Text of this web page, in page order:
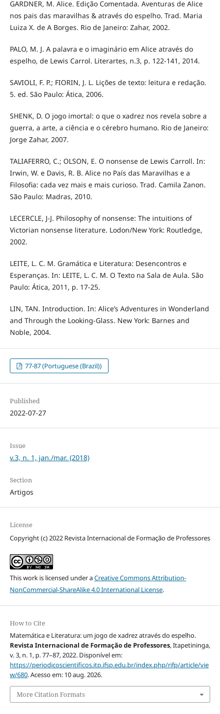
GARDNER, M. Alice. Edição Comentada. Aventuras de Alice
nos pais das maravilhas & através do espelho. Trad. Maria
Luiza X. de A Borges. Rio de Janeiro: Zahar, 2002.
PALO, M. J. A palavra e o imaginário em Alice através do
espelho, de Lewis Carrol. Literartes, n.3, p. 122-141, 2014.
SAVIOLI, F. P.; FIORIN, J. L. Lições de texto: leitura e redação.
5. ed. São Paulo: Ática, 2006.
SHENK, D. O jogo imortal: o que o xadrez nos revela sobre a
guerra, a arte, a ciência e o cérebro humano. Rio de Janeiro:
Jorge Zahar, 2007.
TALIAFERRO, C.; OLSON, E. O nonsense de Lewis Carroll. In:
Irwin, W. e Davis, R. B. Alice no País das Maravilhas e a
Filosofia: cada vez mais e mais curioso. Trad. Camila Zanon.
São Paulo: Madras, 2010.
LECERCLE, J-J. Philosophy of nonsense: The intuitions of
Victorian nonsense literature. Lodon/New York: Routledge,
2002.
LEITE, L. C. M. Gramática e Literatura: Desencontros e
Esperanças. In: LEITE, L. C. M. O Texto na Sala de Aula. São
Paulo: Ática, 2011, p. 17-25.
LIN, TAN. Introduction. In: Alice’s Adventures in Wonderland
and Through the Looking-Glass. New York: Barnes and
Noble, 2004.
77-87 (Portuguese (Brazil))
Published
2022-07-27
Issue
v.3, n. 1, jan./mar. (2018)
Section
Artigos
License
Copyright (c) 2022 Revista Internacional de Formação de Professores
This work is licensed under aCreative Commons Attribution-
NonCommercial-ShareAlike 4.0 International License.
How to Cite
Matemática e Literatura: um jogo de xadrez através do espelho.
Revista Internacional de Formação de Professores, Itapetininga,
v. 3, n. 1, p. 77–87, 2022. Disponível em:
https://periodicoscientificos.itp.ifsp.edu.br/index.php/rifp/article/vie
w/680. Acesso em: 10 aug. 2026.
More Citation Formats